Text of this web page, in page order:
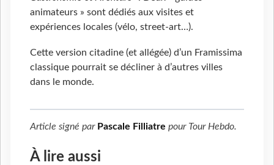
animateurs » sont dédiés aux visites et
expériences locales (vélo, street-art…).
Cette version citadine (et allégée) d’un Framissima
classique pourrait se décliner à d’autres villes
dans le monde.
Article signé par Pascale Filliatre pour Tour Hebdo.
À lire aussi